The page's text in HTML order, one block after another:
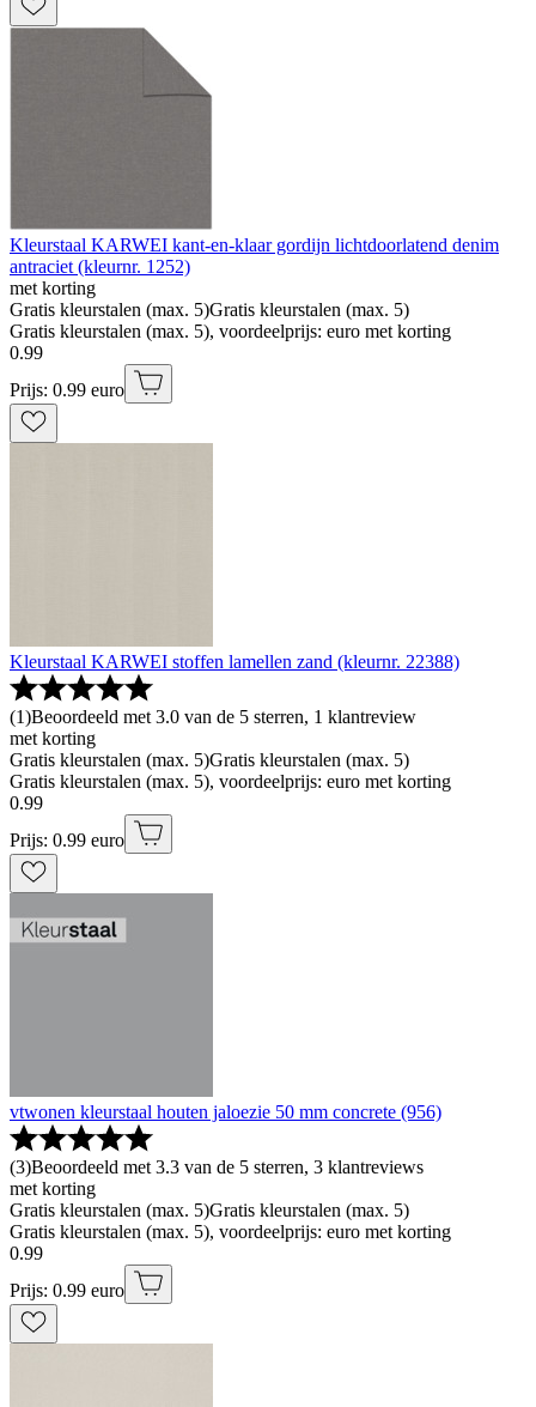
Kleurstaal KARWEI kant-en-klaar gordijn lichtdoorlatend denim
antraciet (kleurnr. 1252)
met korting
Gratis kleurstalen (max. 5)Gratis kleurstalen (max. 5)
Gratis kleurstalen (max. 5), voordeelprijs: euro met korting
0.99
Prijs: 0.99 euro
Kleurstaal KARWEI stoffen lamellen zand (kleurnr. 22388)
(1)Beoordeeld met 3.0 van de 5 sterren, 1 klantreview
met korting
Gratis kleurstalen (max. 5)Gratis kleurstalen (max. 5)
Gratis kleurstalen (max. 5), voordeelprijs: euro met korting
0.99
Prijs: 0.99 euro
vtwonen kleurstaal houten jaloezie 50 mm concrete (956)
(3)Beoordeeld met 3.3 van de 5 sterren, 3 klantreviews
met korting
Gratis kleurstalen (max. 5)Gratis kleurstalen (max. 5)
Gratis kleurstalen (max. 5), voordeelprijs: euro met korting
0.99
Prijs: 0.99 euro